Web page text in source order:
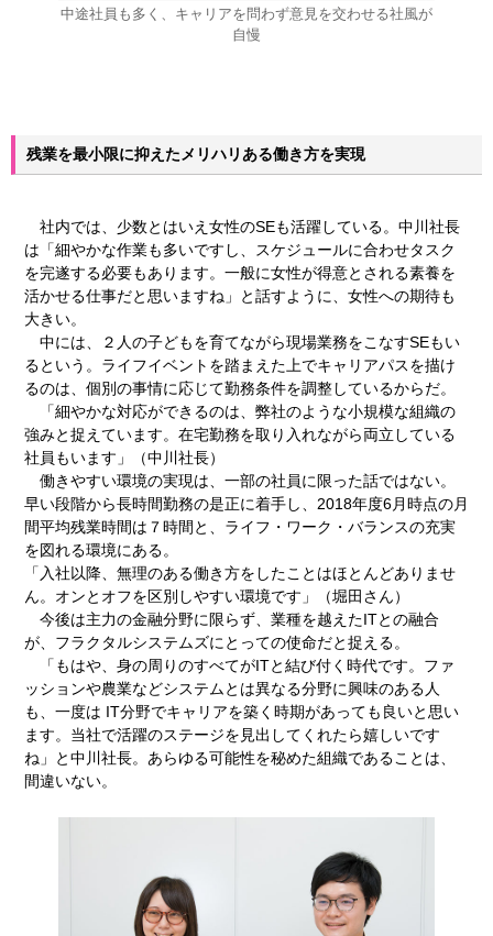
中途社員も多く、キャリアを問わず意見を交わせる社風が
自慢
残業を最小限に抑えたメリハリある働き方を実現
社内では、少数とはいえ女性のSEも活躍している。中川社長
は「細やかな作業も多いですし、スケジュールに合わせタスク
を完遂する必要もあります。一般に女性が得意とされる素養を
活かせる仕事だと思いますね」と話すように、女性への期待も
大きい。
中には、２人の子どもを育てながら現場業務をこなすSEもい
るという。ライフイベントを踏まえた上でキャリアパスを描け
るのは、個別の事情に応じて勤務条件を調整しているからだ。
「細やかな対応ができるのは、弊社のような小規模な組織の
強みと捉えています。在宅勤務を取り入れながら両立している
社員もいます」（中川社長）
働きやすい環境の実現は、一部の社員に限った話ではない。
早い段階から長時間勤務の是正に着手し、2018年度6月時点の月
間平均残業時間は７時間と、ライフ・ワーク・バランスの充実
を図れる環境にある。
「入社以降、無理のある働き方をしたことはほとんどありませ
ん。オンとオフを区別しやすい環境です」（堀田さん）
今後は主力の金融分野に限らず、業種を越えたITとの融合
が、フラクタルシステムズにとっての使命だと捉える。
「もはや、身の周りのすべてがITと結び付く時代です。ファ
ッションや農業などシステムとは異なる分野に興味のある人
も、一度は IT分野でキャリアを築く時期があっても良いと思い
ます。当社で活躍のステージを見出してくれたら嬉しいです
ね」と中川社長。あらゆる可能性を秘めた組織であることは、
間違いない。